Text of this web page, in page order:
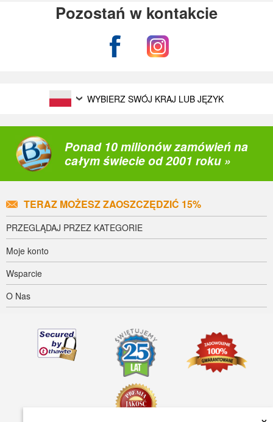
Pozostań w kontakcie
WYBIERZ SWÓJ KRAJ LUB JĘZYK
Ponad 10 milionów zamówień na
całym świecie od 2001 roku »
TERAZ MOŻESZ ZAOSZCZĘDZIĆ 15%
PRZEGLĄDAJ PRZEZ KATEGORIE
Moje konto
Wsparcie
O Nas